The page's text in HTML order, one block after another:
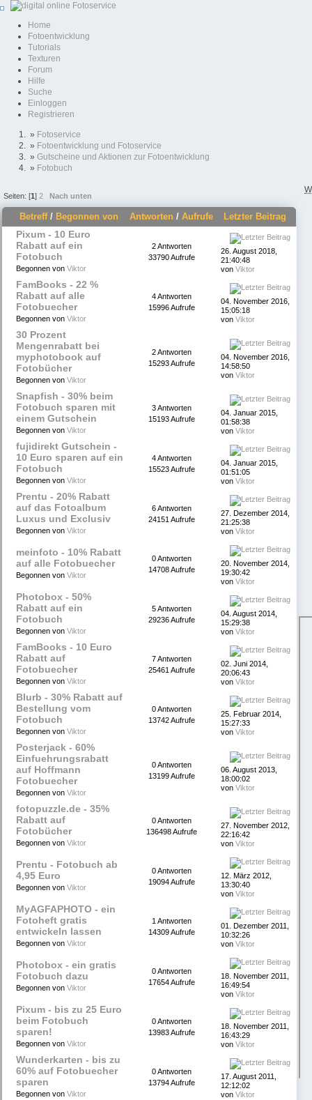
Home
Fotoentwicklung
Tutorials
Texturen
Forum
Hilfe
Suche
Einloggen
Registrieren
» Fotoservice
» Fotoentwicklung und Fotoservice
» Gutscheine und Aktionen zur Fotoentwicklung
» Fotobuch
Seiten: [1] 2 Nach unten
Betreff/ Begonnen von Antworten / Aufrufe
Letzter Beitrag
Pixum - 10 Euro
Rabatt auf ein
Fotobuch
Begonnen von Viktor
2 Antworten
33790 Aufrufe
26. August 2018,
21:40:48
von Viktor
FamBooks - 22 %
Rabatt auf alle
Fotobuecher
Begonnen von Viktor
4 Antworten
15996 Aufrufe
04. November 2016,
15:05:18
von Viktor
30 Prozent
Mengenrabatt bei
myphotobook auf
Fotobücher
Begonnen von Viktor
2 Antworten
15293 Aufrufe
04. November 2016,
14:58:50
von Viktor
Snapfish - 30% beim
Fotobuch sparen mit
einem Gutschein
Begonnen von Viktor
3 Antworten
15193 Aufrufe
04. Januar 2015,
01:58:38
von Viktor
fujidirekt Gutschein -
10 Euro sparen auf ein
Fotobuch
Begonnen von Viktor
4 Antworten
15523 Aufrufe
04. Januar 2015,
01:51:05
von Viktor
Prentu - 20% Rabatt
auf das Fotoalbum
Luxus und Exclusiv
Begonnen von Viktor
6 Antworten
24151 Aufrufe
27. Dezember 2014,
21:25:38
von Viktor
meinfoto - 10% Rabatt
auf alle Fotobuecher
Begonnen von Viktor
0 Antworten
14708 Aufrufe
20. November 2014,
19:30:42
von Viktor
Photobox - 50%
Rabatt auf ein
Fotobuch
Begonnen von Viktor
5 Antworten
29236 Aufrufe
04. August 2014,
15:29:38
von Viktor
FamBooks - 10 Euro
Rabatt auf
Fotobuecher
Begonnen von Viktor
7 Antworten
25461 Aufrufe
02. Juni 2014,
20:06:43
von Viktor
Blurb - 30% Rabatt auf
Bestellung vom
Fotobuch
Begonnen von Viktor
0 Antworten
13742 Aufrufe
25. Februar 2014,
15:27:33
von Viktor
Posterjack - 60%
Einfuehrungsrabatt
auf Hoffmann
Fotobuecher
Begonnen von Viktor
0 Antworten
13199 Aufrufe
06. August 2013,
18:00:02
von Viktor
fotopuzzle.de - 35%
Rabatt auf
Fotobücher
Begonnen von Viktor
0 Antworten
136498 Aufrufe
27. November 2012,
22:16:42
von Viktor
Prentu - Fotobuch ab
4,95 Euro
Begonnen von Viktor
0 Antworten
19094 Aufrufe
12. März 2012,
13:30:40
von Viktor
MyAGFAPHOTO - ein
Fotoheft gratis
entwickeln lassen
Begonnen von Viktor
1 Antworten
14309 Aufrufe
01. Dezember 2011,
10:32:26
von Viktor
Photobox - ein gratis
Fotobuch dazu
Begonnen von Viktor
0 Antworten
17654 Aufrufe
18. November 2011,
16:49:54
von Viktor
Pixum - bis zu 25 Euro
beim Fotobuch
sparen!
Begonnen von Viktor
0 Antworten
13983 Aufrufe
18. November 2011,
16:43:29
von Viktor
Wunderkarten - bis zu
60% auf Fotobuecher
sparen
Begonnen von Viktor
0 Antworten
13794 Aufrufe
17. August 2011,
12:12:02
von Viktor